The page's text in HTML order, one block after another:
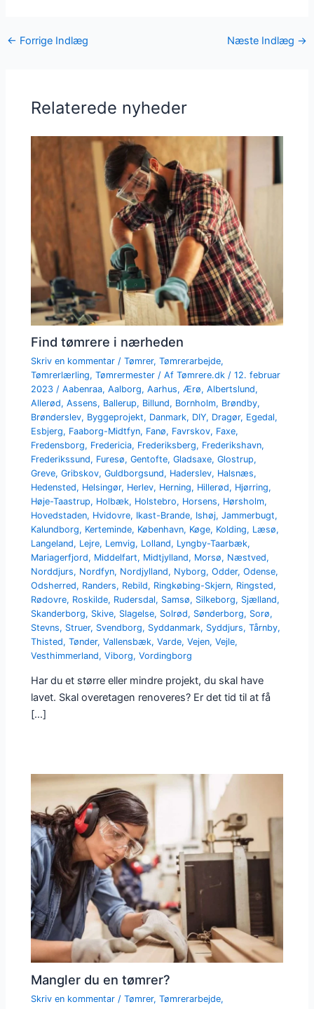
← Forrige Indlæg Næste Indlæg →
Relaterede nyheder
Find tømrere i nærheden
Skriv en kommentar /Tømrer,Tømrerarbejde,
Tømrerlærling,Tømrermester / AfTømrere.dk/12. februar
2023/Aabenraa,Aalborg,Aarhus,Ærø,Albertslund,
Allerød,Assens, Ballerup, Billund, Bornholm, Brøndby,
Brønderslev, Byggeprojekt, Danmark, DIY, Dragør, Egedal,
Esbjerg, Faaborg-Midtfyn, Fanø, Favrskov, Faxe,
Fredensborg, Fredericia, Frederiksberg, Frederikshavn,
Frederikssund, Furesø,Gentofte,Gladsaxe,Glostrup,
Greve,Gribskov,Guldborgsund, Haderslev, Halsnæs,
Hedensted, Helsingør, Herlev, Herning, Hillerød, Hjørring,
Høje-Taastrup, Holbæk, Holstebro, Horsens, Hørsholm,
Hovedstaden, Hvidovre, Ikast-Brande, Ishøj,Jammerbugt,
Kalundborg, Kerteminde, København, Køge, Kolding, Læsø,
Langeland, Lejre, Lemvig, Lolland, Lyngby-Taarbæk,
Mariagerfjord, Middelfart, Midtjylland, Morsø, Næstved,
Norddjurs, Nordfyn, Nordjylland, Nyborg,Odder,Odense,
Odsherred, Randers, Rebild, Ringkøbing-Skjern, Ringsted,
Rødovre, Roskilde, Rudersdal, Samsø, Silkeborg, Sjælland,
Skanderborg, Skive, Slagelse, Solrød, Sønderborg, Sorø,
Stevns, Struer, Svendborg, Syddanmark, Syddjurs,Tårnby,
Thisted,Tønder,Vallensbæk,Varde,Vejen,Vejle,
Vesthimmerland,Viborg,Vordingborg
Har du et større eller mindre projekt, du skal have
lavet. Skal overetagen renoveres? Er det tid til at få
[…]
Mangler du en tømrer?
Skriv en kommentar /Tømrer,Tømrerarbejde,